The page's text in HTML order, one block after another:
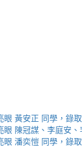
黃安正 同學，錄
陳冠謀、李庭安、
潘奕愷 同學，錄